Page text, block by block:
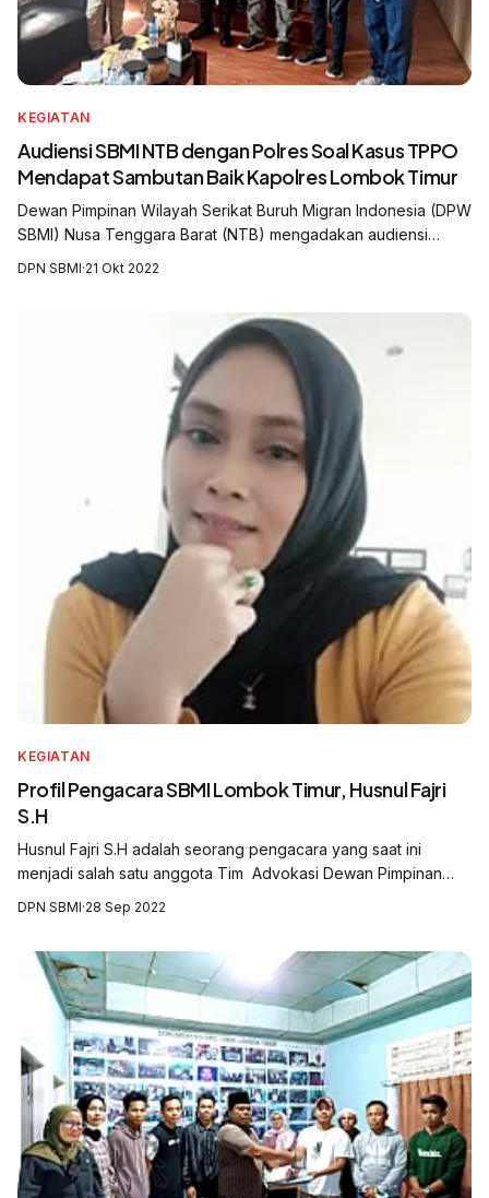
KEGIATAN
Audiensi SBMI NTB dengan Polres Soal Kasus TPPO
Mendapat Sambutan Baik Kapolres Lombok Timur
Dewan Pimpinan Wilayah Serikat Buruh Migran Indonesia (DPW
SBMI) Nusa Tenggara Barat (NTB) mengadakan audiensi
DPN SBMI·21 Okt 2022
KEGIATAN
Profil Pengacara SBMI Lombok Timur, Husnul Fajri
S.H
Husnul Fajri S.H adalah seorang pengacara yang saat ini
menjadi salah satu anggota Tim Advokasi Dewan Pimpinan
Kabupaten Lombok Timur, Nusa Tenggara...
DPN SBMI·28 Sep 2022